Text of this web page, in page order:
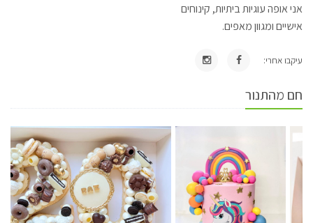
אני אופה עוגיות ביתיות, קינוחים
אישיים ומגוון מאפים.
עיקבו אחרי:
חם מהתנור